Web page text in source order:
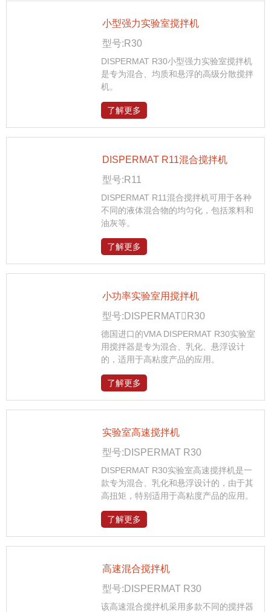
小型强力实验室搅拌机
型号:R30
DISPERMAT R30小型强力实验室搅拌机
是专为混合、均质和悬浮的高级分散搅拌
机。
了解更多
DISPERMAT R11混合搅拌机
型号:R11
DISPERMAT R11混合搅拌机可用于各种
不同的液体混合物的均匀化，包括浆料和
油灰等。
了解更多
小功率实验室用搅拌机
型号:DISPERMATR30
德国进口的VMA DISPERMAT R30实验室
用搅拌器是专为混合、乳化、悬浮设计
的，适用于高粘度产品的应用。
了解更多
实验室高速搅拌机
型号:DISPERMAT R30
DISPERMAT R30实验室高速搅拌机是一
款专为混合、乳化和悬浮设计的，由于其
高扭矩，特别适用于高粘度产品的应用。
了解更多
高速混合搅拌机
型号:DISPERMAT R30
该高速混合搅拌机采用多款不同的搅拌器